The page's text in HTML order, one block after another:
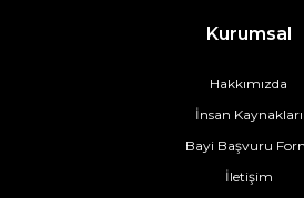
Kurumsal
Hakkımızda
İnsan Kaynakları
Bayi Başvuru
İletişim